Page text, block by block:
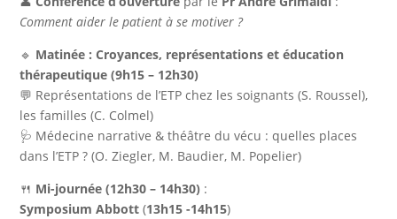
Comment aider le patient à se motiver ?
🔹 Matinée : Croyances, représentations et éducation
thérapeutique (9h15 – 12h30)
💬 Représentations de l’ETP chez les soignants (S. Roussel),
les familles (C. Colmel)
🩺 Médecine narrative & théâtre du vécu : quelles places
dans l’ETP ? (O. Ziegler, M. Baudier, M. Popelier)
🍴 Mi-journée (12h30 – 14h30) :
Symposium Abbott (13h15 -14h15)